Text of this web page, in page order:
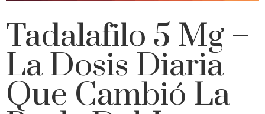
Tadalafilo 5 Mg –
La Dosis Diaria
Que Cambió La